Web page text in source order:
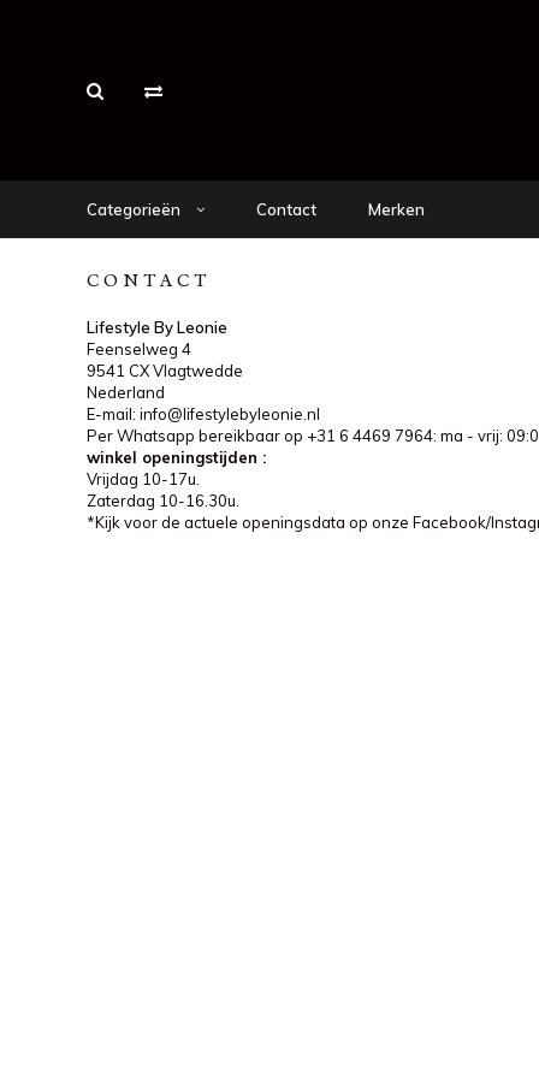
Categorieën Contact Merken
CONTACT
Lifestyle By Leonie
Feenselweg 4
9541 CX Vlagtwedde
Nederland
E-mail: info@lifestylebyleonie.nl
Per Whatsapp bereikbaar op +31 6 4469 7964: ma - vrij:
winkel openingstijden :
Vrijdag 10-17u.
Zaterdag 10-16.30u.
*Kijk voor de actuele openingsdata op onze Facebook/